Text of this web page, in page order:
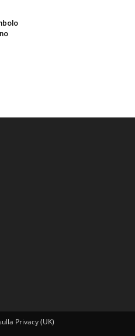
Privacy (UK)